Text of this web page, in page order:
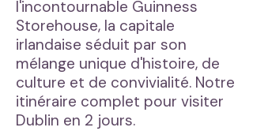
l'incontournable Guinness
Storehouse, la capitale
irlandaise séduit par son
mélange unique d'histoire, de
culture et de convivialité. Notre
itinéraire complet pour visiter
Dublin en 2 jours.